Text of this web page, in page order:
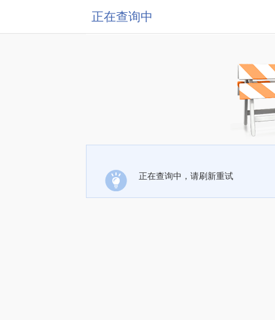
正在查询中
正在查询中，请刷新重试